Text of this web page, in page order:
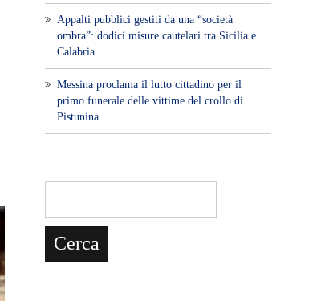
Appalti pubblici gestiti da una “società
ombra”: dodici misure cautelari tra Sicilia e
Calabria
Messina proclama il lutto cittadino per il
primo funerale delle vittime del crollo di
Pistunina